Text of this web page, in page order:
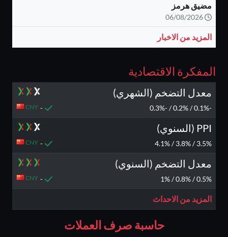
مضيق هرمز
المزيد من الاخبار
المفكرة الاقتصادية
معدل التضخم (الشهري)
-0.1% / 0.2% / -0.3%
-
CNY
PPI (السنوي)
3.5% / 3.8% / 4.1%
-
CNY
معدل التضخم (السنوي)
0.5% / 0.8% / 1%
-
CNY
المزيد من الاحداث
حاسبة صرف العملات